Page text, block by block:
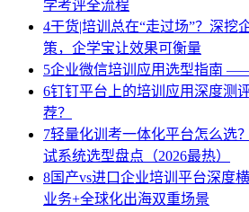
学考评全流程
4干货|培训总在“走过场”？深挖
策，企学宝让效果可衡量
5企业微信培训应用选型指南
6钉钉平台上的培训应用深度测
荐？
7轻量化训考一体化平台怎么选
试系统选型盘点（2026最热）
8国产vs进口企业培训平台深度
业务+全球化出海双重场景